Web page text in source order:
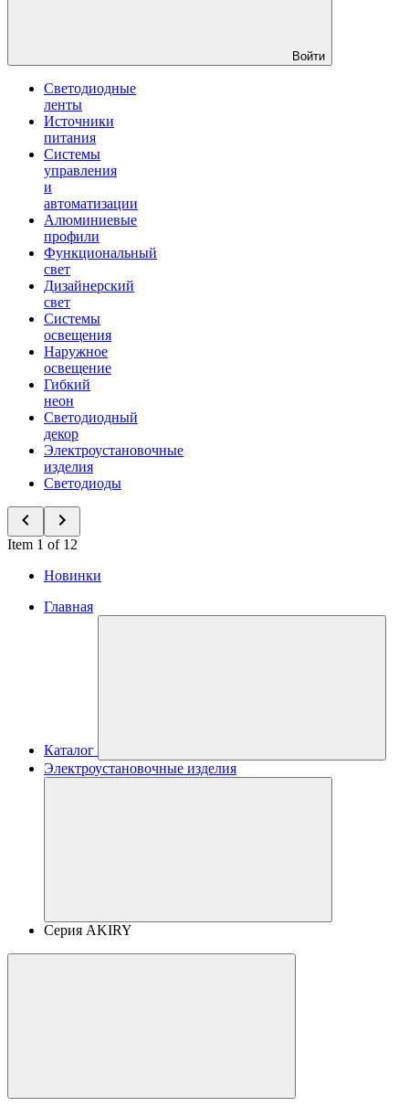
Войти
Светодиодные
ленты
Источники
питания
Системы
управления
и
автоматизации
Алюминиевые
профили
Функциональный
свет
Дизайнерский
свет
Системы
освещения
Наружное
освещение
Гибкий
неон
Светодиодный
декор
Электроустановочные
изделия
Светодиоды
Item 1 of 12
Новинки
Главная
Каталог
Электроустановочные изделия
Серия AKIRY